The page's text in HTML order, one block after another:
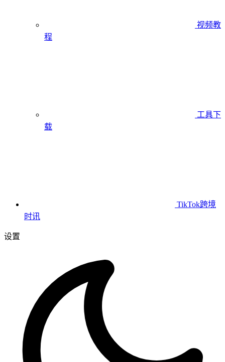
视频教
程
工具下
载
TikTok跨境
时讯
设置